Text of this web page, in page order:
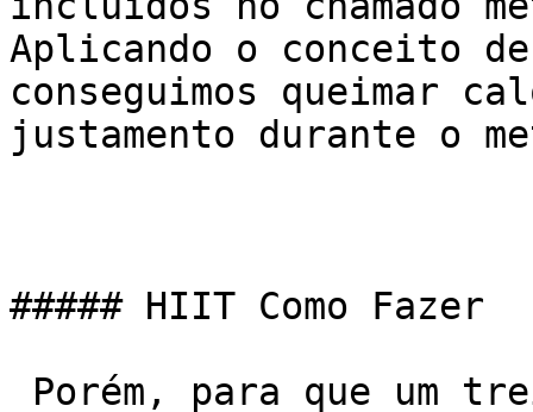
Aplicando o conceito
conseguimos queimar
justamento durante o
##### HIIT Como Fazer